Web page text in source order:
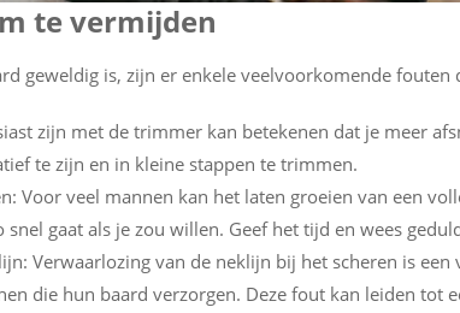
te vermijden
geweldig is, zijn er enkele veelvoorkomende fouten
zijn met de trimmer kan betekenen dat je meer
te zijn en in kleine stappen te trimmen.
Voor veel mannen kan het laten groeien van een
snel gaat als je zou willen. Geef het tijd en wees
Verwaarlozing van de neklijn bij het scheren is
die hun baard verzorgen. Deze fout kan leiden tot